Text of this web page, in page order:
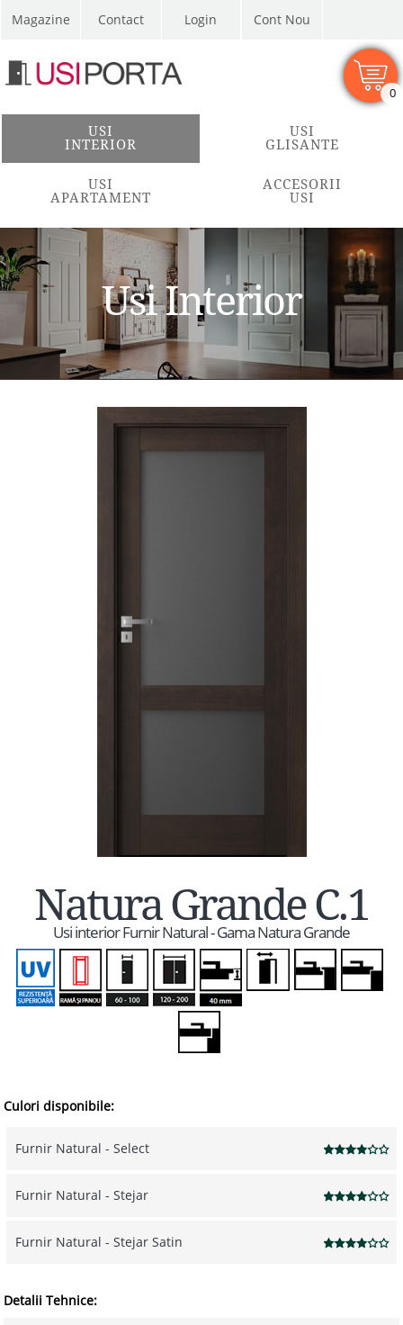
Magazine Contact Cont Nou
0
USI
INTERIOR
USI
GLISANTE
USI
APARTAMENT
ACCESORII
USI
Usi Interior
Natura Grande C.1
Usi interior Furnir Natural - Gama Natura Grande
Culori disponibile:
Furnir Natural - Select
Furnir Natural - Stejar
Furnir Natural - Stejar Satin
Detalii Tehnice: